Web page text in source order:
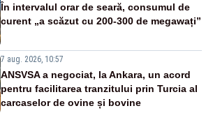
În intervalul orar de seară, consumul de
curent „a scăzut cu 200-300 de megawați”
7 aug. 2026, 10:57
ANSVSA a negociat, la Ankara, un acord
pentru facilitarea tranzitului prin Turcia al
carcaselor de ovine și bovine